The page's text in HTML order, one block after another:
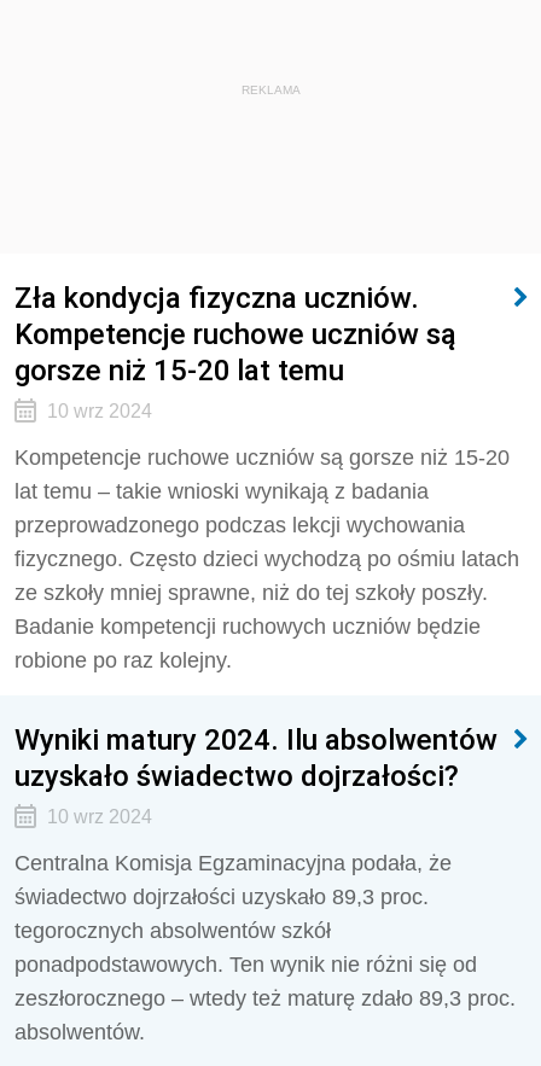
REKLAMA
Zła kondycja fizyczna uczniów.
Kompetencje ruchowe uczniów są
gorsze niż 15-20 lat temu
10 wrz 2024
Kompetencje ruchowe uczniów są gorsze niż 15-20
lat temu – takie wnioski wynikają z badania
przeprowadzonego podczas lekcji wychowania
fizycznego. Często dzieci wychodzą po ośmiu latach
ze szkoły mniej sprawne, niż do tej szkoły poszły.
Badanie kompetencji ruchowych uczniów będzie
robione po raz kolejny.
Wyniki matury 2024. Ilu absolwentów
uzyskało świadectwo dojrzałości?
10 wrz 2024
Centralna Komisja Egzaminacyjna podała, że
świadectwo dojrzałości uzyskało 89,3 proc.
tegorocznych absolwentów szkół
ponadpodstawowych. Ten wynik nie różni się od
zeszłorocznego – wtedy też maturę zdało 89,3 proc.
absolwentów.